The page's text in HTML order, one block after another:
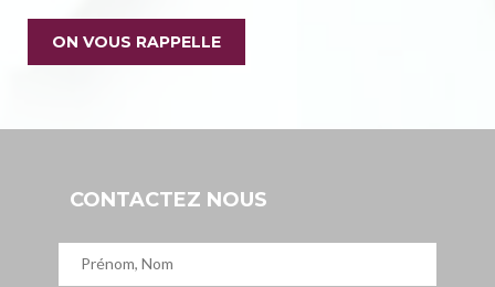
ON VOUS RAPPELLE
CONTACTEZ NOUS